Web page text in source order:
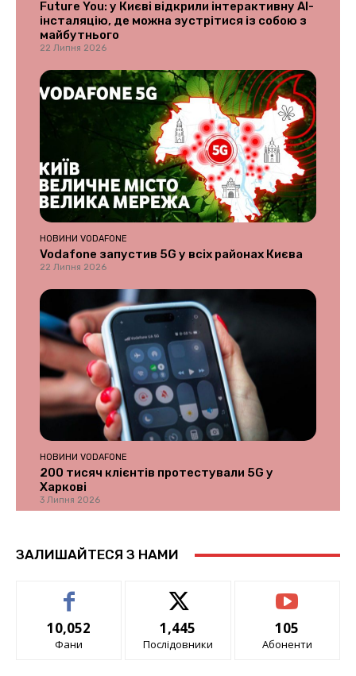
Future You: у Києві відкрили інтерактивну AI-
інсталяцію, де можна зустрітися із собою з
майбутнього
22 Липня 2026
НОВИНИ VODAFONE
Vodafone запустив 5G у всіх районах Києва
22 Липня 2026
НОВИНИ VODAFONE
200 тисяч клієнтів протестували 5G у
Харкові
3 Липня 2026
ЗАЛИШАЙТЕСЯ З НАМИ
10,052
Фани
1,445
Послідовники
105
Абоненти